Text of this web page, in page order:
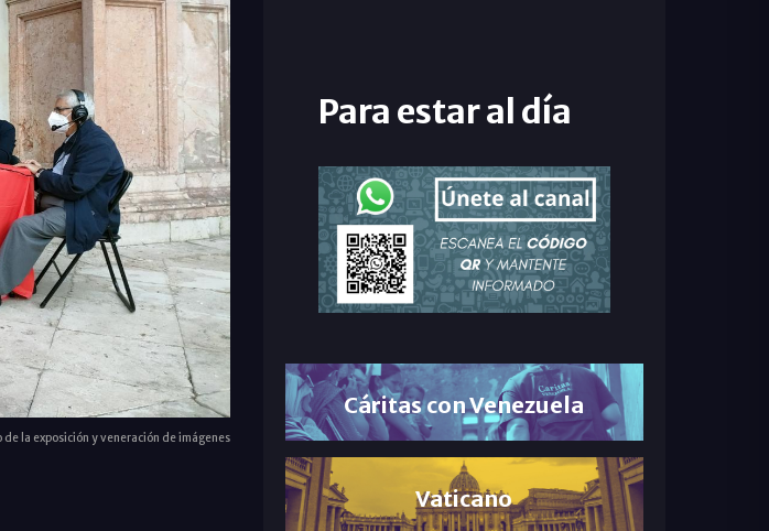
la exposición y veneración de imágenes
Para estar al día
Cáritas con Venezuela
Vaticano